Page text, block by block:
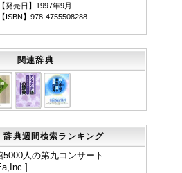
【発売日】1997年9月
【ISBN】978-4755508288
関連辞典
辞典週間検索ランキング
人の第九コンサート